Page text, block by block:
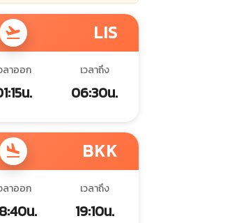
flight_takeoff LIS
ลาออก
น.
เวลาถึง
06:30น.
flight_land BKK
ลาออก
น.
เวลาถึง
19:10น.